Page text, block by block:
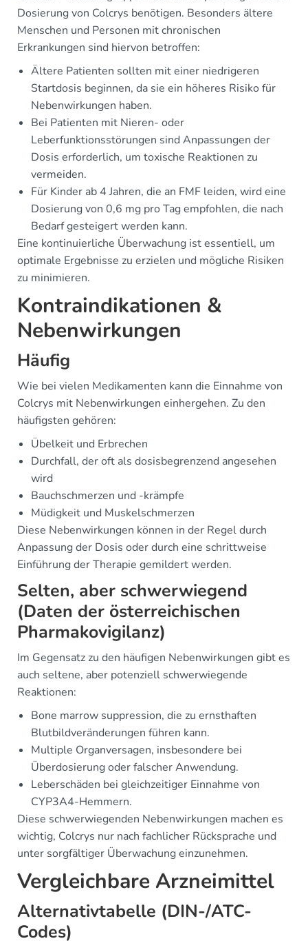
Dosierung von Colcrys benötigen. Besonders ältere
Menschen und Personen mit chronischen
Erkrankungen sind hiervon betroffen:
Ältere Patienten sollten mit einer niedrigeren
Startdosis beginnen, da sie ein höheres Risiko für
Nebenwirkungen haben.
Bei Patienten mit Nieren- oder
Leberfunktionsstörungen sind Anpassungen der
Dosis erforderlich, um toxische Reaktionen zu
vermeiden.
Für Kinder ab 4 Jahren, die an FMF leiden, wird eine
Dosierung von 0,6 mg pro Tag empfohlen, die nach
Bedarf gesteigert werden kann.
Eine kontinuierliche Überwachung ist essentiell, um
optimale Ergebnisse zu erzielen und mögliche Risiken
zu minimieren.
Kontraindikationen &
Nebenwirkungen
Häufig
Wie bei vielen Medikamenten kann die Einnahme von
Colcrys mit Nebenwirkungen einhergehen. Zu den
häufigsten gehören:
Übelkeit und Erbrechen
Durchfall, der oft als dosisbegrenzend angesehen
wird
Bauchschmerzen und -krämpfe
Müdigkeit und Muskelschmerzen
Diese Nebenwirkungen können in der Regel durch
Anpassung der Dosis oder durch eine schrittweise
Einführung der Therapie gemildert werden.
Selten, aber schwerwiegend
(Daten der österreichischen
Pharmakovigilanz)
Im Gegensatz zu den häufigen Nebenwirkungen gibt es
auch seltene, aber potenziell schwerwiegende
Reaktionen:
Bone marrow suppression, die zu ernsthaften
Blutbildveränderungen führen kann.
Multiple Organversagen, insbesondere bei
Überdosierung oder falscher Anwendung.
Leberschäden bei gleichzeitiger Einnahme von
CYP3A4-Hemmern.
Diese schwerwiegenden Nebenwirkungen machen es
wichtig, Colcrys nur nach fachlicher Rücksprache und
unter sorgfältiger Überwachung einzunehmen.
Vergleichbare Arzneimittel
Alternativtabelle (DIN-/ATC-
Codes)